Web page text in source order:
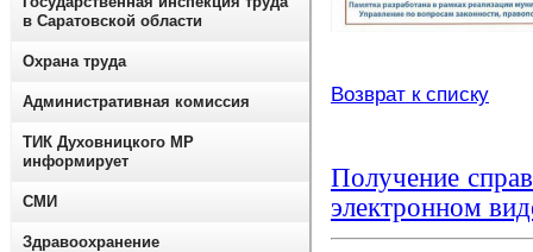
Возврат к списку
Получение
электронном
в Саратовской области
Охрана труда
Административная комиссия
ТИК Духовницкого МР
информирует
СМИ
Здравоохранение